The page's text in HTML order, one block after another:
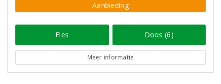
Aanbieding
Fles Doos (6)
Meer informatie